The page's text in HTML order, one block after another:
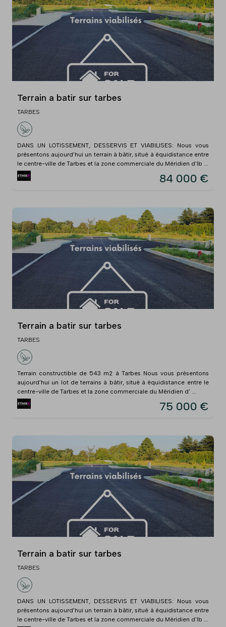
Terrain a batir sur tarbes
TARBES
DANS UN LOTISSEMENT, DESSERVIS ET VIABILISES: Nous vous
présentons aujourd’hui un terrain à bâtir, situé à équidistance entre
le centre-ville de Tarbes et la zone commerciale du Méridien d'Ib ...
84 000 €
Terrain a batir sur tarbes
TARBES
Terrain constructible de 543 m2 à Tarbes Nous vous présentons
aujourd’hui un lot de terrains à bâtir, situé à équidistance entre le
centre-ville de Tarbes et la zone commerciale du Méridien d' ...
75 000 €
Terrain a batir sur tarbes
TARBES
DANS UN LOTISSEMENT, DESSERVIS ET VIABILISES: Nous vous
présentons aujourd’hui un terrain à bâtir, situé à équidistance entre
le centre-ville de Tarbes et la zone commerciale du Méridien d'Ib ...